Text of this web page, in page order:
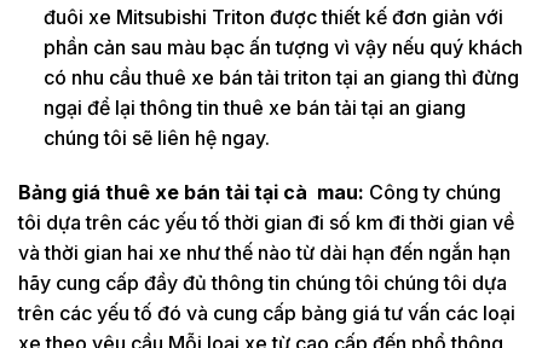
đuôi xe Mitsubishi Triton được thiết kế đơn giản với
phần cản sau màu bạc ấn tượng vì vậy nếu quý khách
có nhu cầu thuê xe bán tải triton tại an giang thì đừng
ngại để lại thông tin thuê xe bán tải tại an giang
chúng tôi sẽ liên hệ ngay.
Bảng giá thuê xe bán tải tại cà mau: Công ty chúng
tôi dựa trên các yếu tố thời gian đi số km đi thời gian về
và thời gian hai xe như thế nào từ dài hạn đến ngắn hạn
hãy cung cấp đầy đủ thông tin chúng tôi chúng tôi dựa
trên các yếu tố đó và cung cấp bảng giá tư vấn các loại